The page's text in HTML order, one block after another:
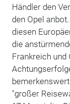
Händler den
den Opel
diesen
die
Frankreich und
"großer